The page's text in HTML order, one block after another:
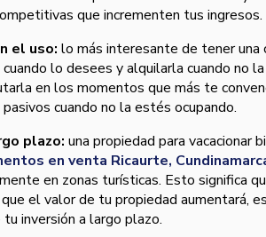
que incrementen tus ingresos.
el uso: lo más interesante de tener una
lo desees y alquilarla cuando no
en los momentos que más te
cuando no la estés ocupando.
plazo: una propiedad para vacacionar
en venta Ricaurte,
en zonas turísticas. Esto significa
el valor de tu propiedad aumentará,
inversión a largo plazo.